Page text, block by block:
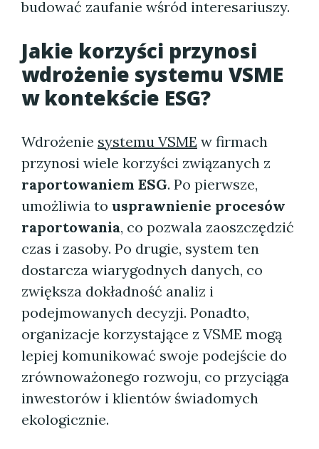
budować zaufanie wśród interesariuszy.
Jakie korzyści przynosi
wdrożenie systemu VSME
w kontekście ESG?
Wdrożenie systemu VSME w firmach
przynosi wiele korzyści związanych z
raportowaniem ESG. Po pierwsze,
umożliwia to usprawnienie procesów
raportowania, co pozwala zaoszczędzić
czas i zasoby. Po drugie, system ten
dostarcza wiarygodnych danych, co
zwiększa dokładność analiz i
podejmowanych decyzji. Ponadto,
organizacje korzystające z VSME mogą
lepiej komunikować swoje podejście do
zrównoważonego rozwoju, co przyciąga
inwestorów i klientów świadomych
ekologicznie.